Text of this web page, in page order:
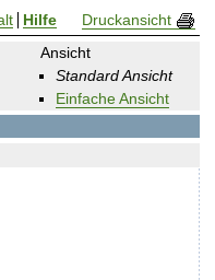
Ansicht
Standard Ansicht
Einfache Ansicht
Hilfe Druckansicht